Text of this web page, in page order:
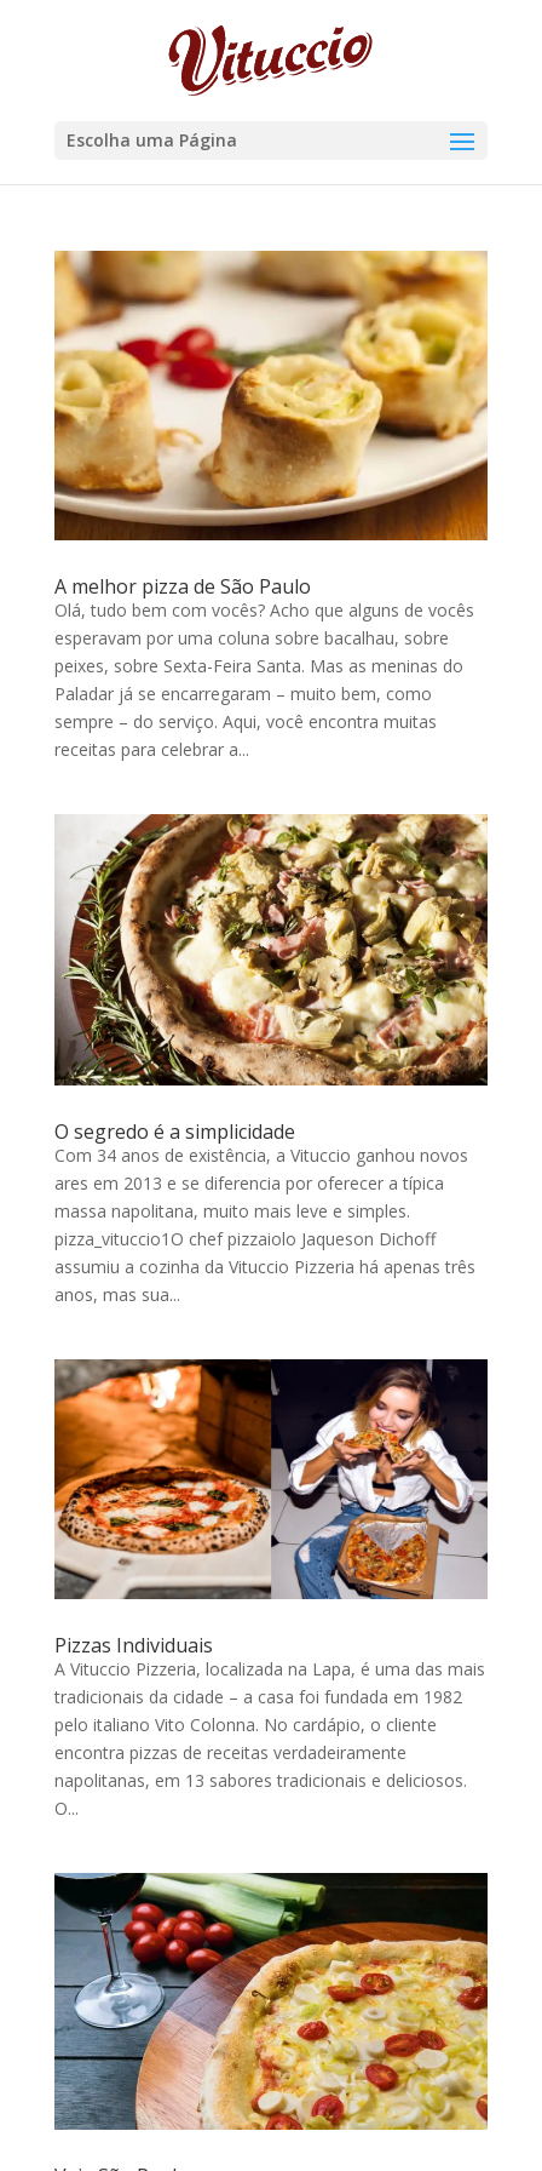
Escolha uma Página
A melhor pizza de São Paulo
Olá, tudo bem com vocês? Acho que alguns de vocês
esperavam por uma coluna sobre bacalhau, sobre
peixes, sobre Sexta-Feira Santa. Mas as meninas do
Paladar já se encarregaram – muito bem, como
sempre – do serviço. Aqui, você encontra muitas
receitas para celebrar a...
O segredo é a simplicidade
Com 34 anos de existência, a Vituccio ganhou novos
ares em 2013 e se diferencia por oferecer a típica
massa napolitana, muito mais leve e simples.
pizza_vituccio1O chef pizzaiolo Jaqueson Dichoff
assumiu a cozinha da Vituccio Pizzeria há apenas três
anos, mas sua...
Pizzas Individuais
A Vituccio Pizzeria, localizada na Lapa, é uma das mais
tradicionais da cidade – a casa foi fundada em 1982
pelo italiano Vito Colonna. No cardápio, o cliente
encontra pizzas de receitas verdadeiramente
napolitanas, em 13 sabores tradicionais e deliciosos.
O...